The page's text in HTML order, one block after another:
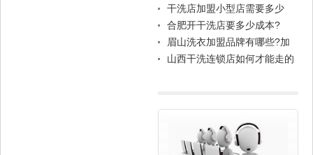
店的那些因素
干洗店加盟小型店需要多少
钱？
合肥开干洗店要多少成本?
眉山洗衣加盟品牌有哪些?加
盟哪个利润高?
山西干洗连锁店如何才能走的